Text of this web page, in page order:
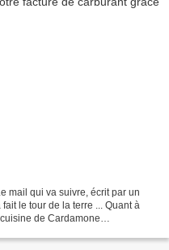
mail qui va suivre, écrit par un
le tour de la terre ... Quant à
de Cardamone